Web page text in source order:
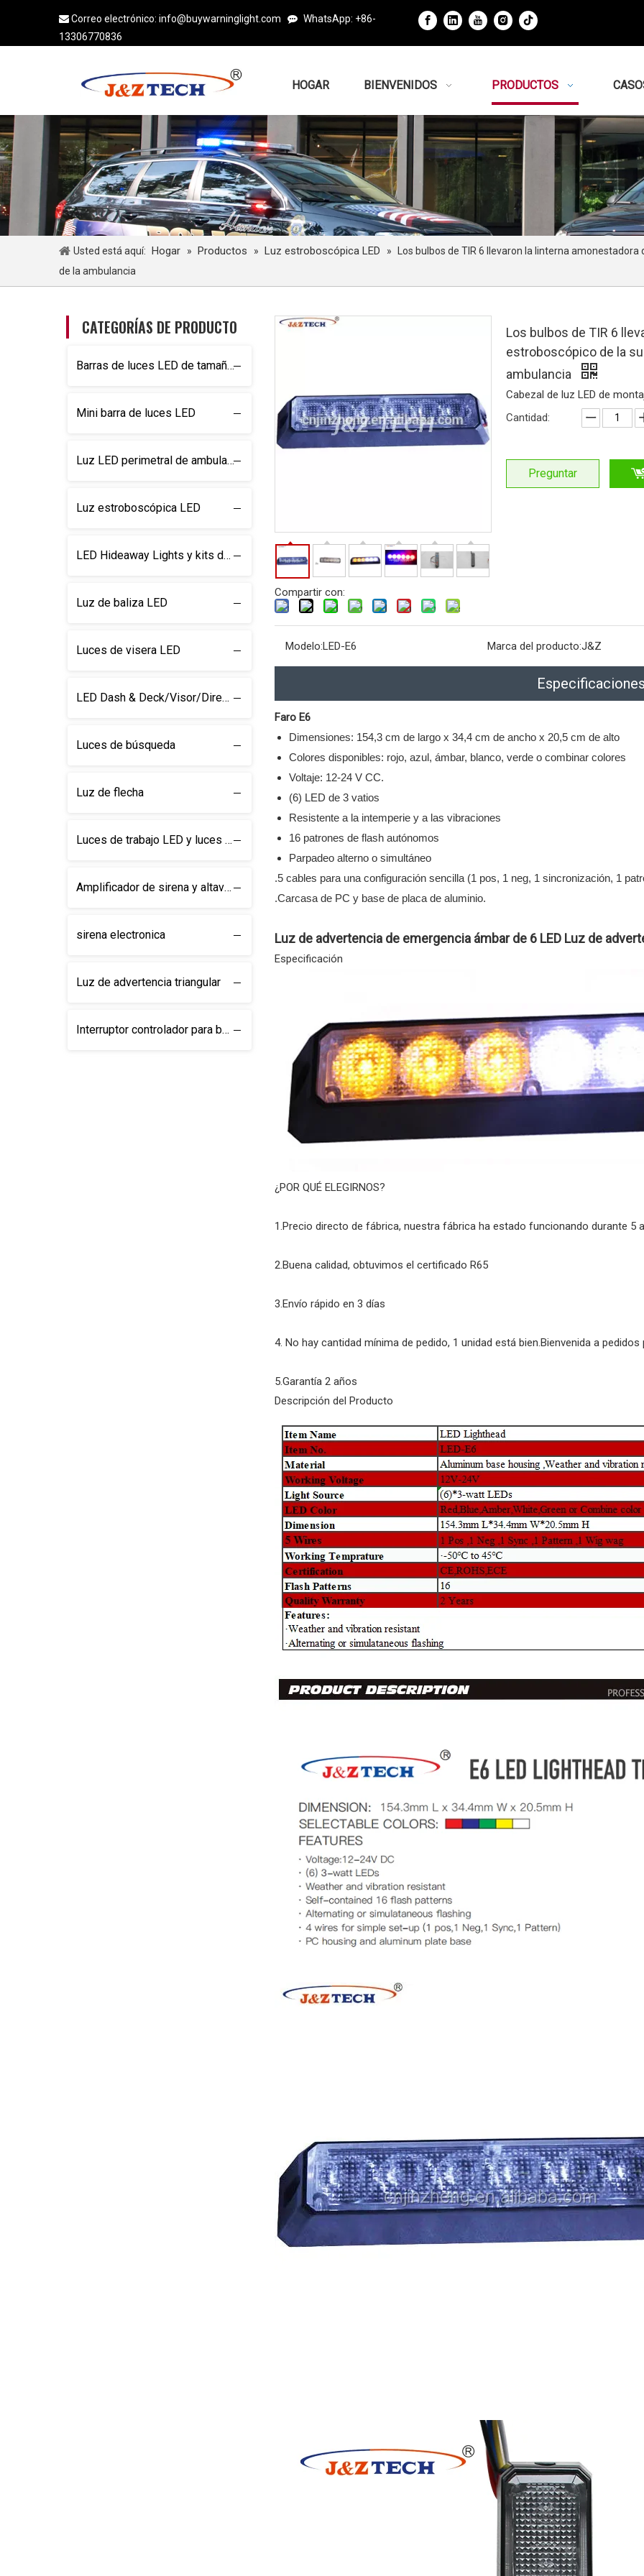
 Correo electrónico: info@buywarninglight.com  WhatsApp: +86-
13306770836
HOGAR BIENVENIDOS PRODUCTOS
Usted está aquí: Hogar » Productos » Luz estroboscópica LED » Los bulbos de TIR 6 llevaron la linterna
de la ambulancia
CATEGORÍAS DE PRODUCTO
Barras de luces LED de tamaño completo
Mini barra de luces LED
Luz LED perimetral de ambulancia
Luz estroboscópica LED
LED Hideaway Lights y kits de luz
Luz de baliza LED
Luces de visera LED
LED Dash & Deck/Visor/Direction Barra de luz
Luces de búsqueda
Luz de flecha
Luces de trabajo LED y luces de búsqueda
Amplificador de sirena y altavoz
sirena electronica
Luz de advertencia triangular
Interruptor controlador para barras de luces
Compartir con:
Los bulbos de TIR 6
estroboscópico de la
ambulancia
Cabezal de luz LED de
Cantidad:
Preguntar
Modelo:LED-E6 Marca del producto:J&Z
Faro E6
Dimensiones: 154,3 cm de largo x 34,4 cm de ancho x 20,5 cm de alto
Colores disponibles: rojo, azul, ámbar, blanco, verde o combinar colores
Voltaje: 12-24 V CC.
(6) LED de 3 vatios
Resistente a la intemperie y a las vibraciones
16 patrones de flash autónomos
Parpadeo alterno o simultáneo
.5 cables para una configuración sencilla (1 pos, 1 neg, 1 sincronización, 1
.Carcasa de PC y base de placa de aluminio.
Luz de advertencia de emergencia ámbar de 6 LED Luz de
Especificación
¿POR QUÉ ELEGIRNOS?
1.Precio directo de fábrica, nuestra fábrica ha estado funcionando durante 5
2.Buena calidad, obtuvimos el certificado R65
3.Envío rápido en 3 días
4. No hay cantidad mínima de pedido, 1 unidad está bien.Bienvenida a pedidos
5.Garantía 2 años
Descripción del Producto